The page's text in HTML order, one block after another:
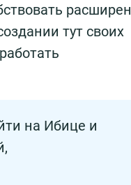
тут своих
на Ибице и